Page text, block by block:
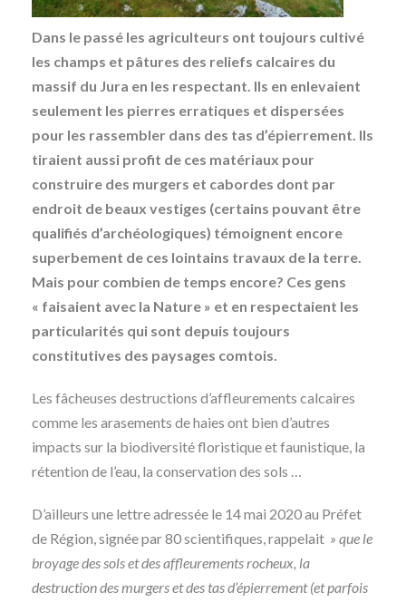
Dans le passé les agriculteurs ont toujours cultivé
les champs et pâtures des reliefs calcaires du
massif du Jura en les respectant. Ils en enlevaient
seulement les pierres erratiques et dispersées
pour les rassembler dans des tas d’épierrement. Ils
tiraient aussi profit de ces matériaux pour
construire des murgers et cabordes dont par
endroit de beaux vestiges (certains pouvant être
qualifiés d’archéologiques) témoignent encore
superbement de ces lointains travaux de la terre.
Mais pour combien de temps encore? Ces gens
« faisaient avec la Nature » et en respectaient les
particularités qui sont depuis toujours
constitutives des paysages comtois.
Les fâcheuses destructions d’affleurements calcaires
comme les arasements de haies ont bien d’autres
impacts sur la biodiversité floristique et faunistique, la
rétention de l’eau, la conservation des sols …
D’ailleurs une lettre adressée le 14 mai 2020 au Préfet
de Région, signée par 80 scientifiques, rappelait » que le
broyage des sols et des affleurements rocheux, la
destruction des murgers et des tas d’épierrement (et parfois